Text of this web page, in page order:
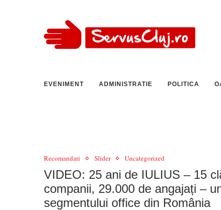
EVENIMENT ADMINISTRATIE POLITICA
Recomandari Slider Uncategorized
VIDEO: 25 ani de IULIUS – 15
companii, 29.000 de angajați –
segmentului office din România